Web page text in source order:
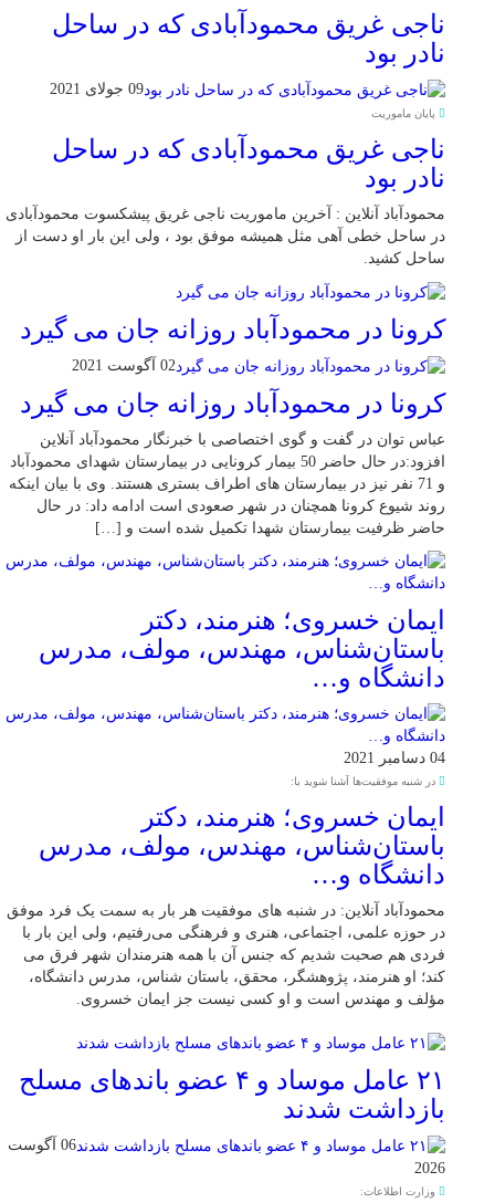
ناجی غریق محمودآبادی که در ساحل
نادر بود
09 جولای 2021
پایان ماموریت
ناجی غریق محمودآبادی که در ساحل
نادر بود
محمودآباد آنلاین : آخرین ماموریت ناجی غریق پیشکسوت محمودآبادی
در ساحل خطی آهی مثل همیشه موفق بود ، ولی این بار او دست از
ساحل کشید.
کرونا در محمودآباد روزانه جان می گیرد
02 آگوست 2021
کرونا در محمودآباد روزانه جان می گیرد
عباس توان در گفت و گوی اختصاصی با خبرنگار محمودآباد آنلاین
افزود:در حال حاضر 50 بیمار کرونایی در بیمارستان شهدای محمودآباد
و 71 نفر نیز در بیمارستان های اطراف بستری هستند. وی با بیان اینکه
روند شیوع کرونا همچنان در شهر صعودی است ادامه داد: در حال
حاضر ظرفیت بیمارستان شهدا تکمیل شده است و […]
ایمان خسروی؛ هنرمند، دکتر
باستان‌شناس، مهندس، مولف، مدرس
دانشگاه و…
04 دسامبر 2021
در شنبه موفقیت‌ها آشنا شوید با:
ایمان خسروی؛ هنرمند، دکتر
باستان‌شناس، مهندس، مولف، مدرس
دانشگاه و…
محمودآباد آنلاین: در شنبه های موفقیت هر بار به سمت یک فرد موفق
در حوزه علمی، اجتماعی، هنری و فرهنگی می‌رفتیم، ولی این بار با
فردی هم صحبت شدیم که جنس آن با همه هنرمندان شهر فرق می
کند؛ او هنرمند، پژوهشگر، محقق، باستان شناس، مدرس دانشگاه،
مؤلف و مهندس است و او کسی نیست جز ایمان خسروی.
۲۱ عامل موساد و ۴ عضو باند‌های مسلح
بازداشت شدند
06 آگوست
2026
وزارت اطلاعات: